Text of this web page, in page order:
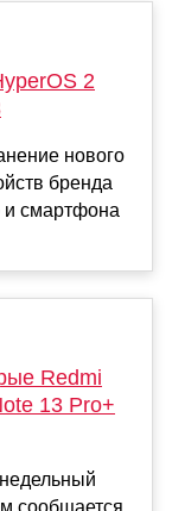
2
нового
бренда
смартфона
Redmi
13 Pro+